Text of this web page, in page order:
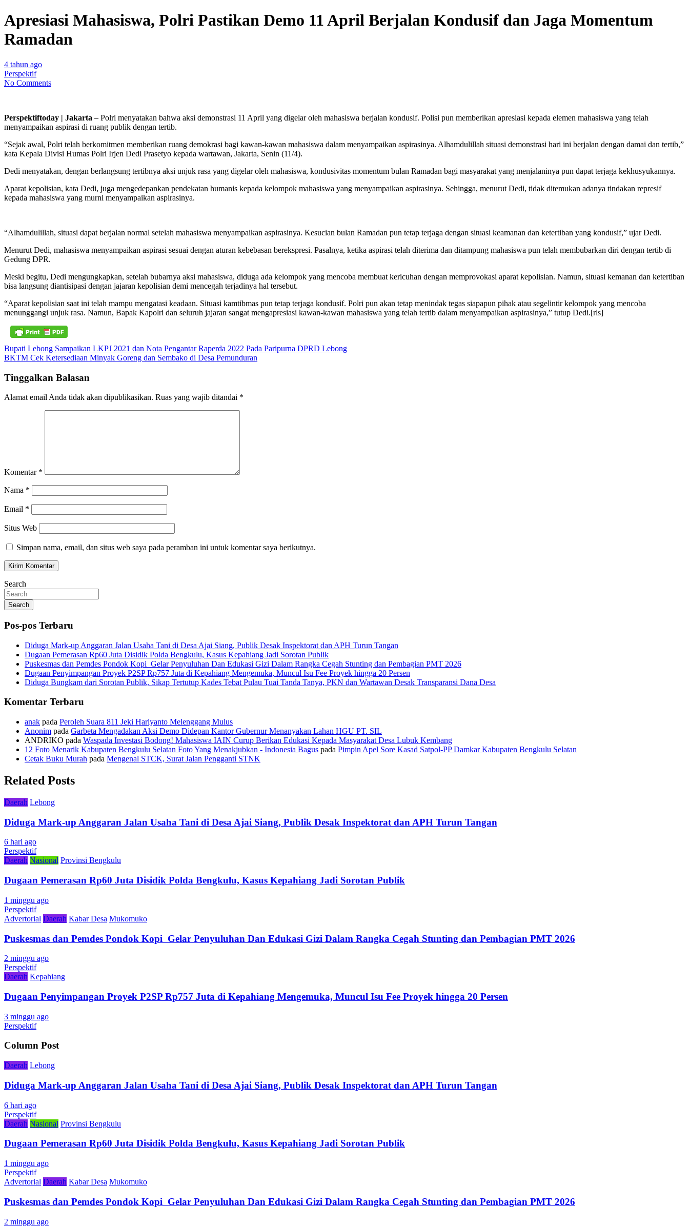
Apresiasi Mahasiswa, Polri Pastikan Demo 11 April Berjalan Kondusif dan Jaga Momentum
Ramadan
4 tahun ago
Perspektif
No Comments
Perspektiftoday | Jakarta – Polri menyatakan bahwa aksi demonstrasi 11 April yang digelar oleh mahasiswa berjalan kondusif. Polisi pun memberikan apresiasi kepada elemen mahasiswa yang telah
menyampaikan aspirasi di ruang publik dengan tertib.
“Sejak awal, Polri telah berkomitmen memberikan ruang demokrasi bagi kawan-kawan mahasiswa dalam menyampaikan aspirasinya. Alhamdulillah situasi demonstrasi hari ini berjalan dengan damai dan tertib,”
kata Kepala Divisi Humas Polri Irjen Dedi Prasetyo kepada wartawan, Jakarta, Senin (11/4).
Dedi menyatakan, dengan berlangsung tertibnya aksi unjuk rasa yang digelar oleh mahasiswa, kondusivitas momentum bulan Ramadan bagi masyarakat yang menjalaninya pun dapat terjaga kekhusyukannya.
Aparat kepolisian, kata Dedi, juga mengedepankan pendekatan humanis kepada kelompok mahasiswa yang menyampaikan aspirasinya. Sehingga, menurut Dedi, tidak ditemukan adanya tindakan represif
kepada mahasiswa yang murni menyampaikan aspirasinya.
“Alhamdulillah, situasi dapat berjalan normal setelah mahasiswa menyampaikan aspirasinya. Kesucian bulan Ramadan pun tetap terjaga dengan situasi keamanan dan ketertiban yang kondusif,” ujar Dedi.
Menurut Dedi, mahasiswa menyampaikan aspirasi sesuai dengan aturan kebebasan berekspresi. Pasalnya, ketika aspirasi telah diterima dan ditampung mahasiswa pun telah membubarkan diri dengan tertib di
Gedung DPR.
Meski begitu, Dedi mengungkapkan, setelah bubarnya aksi mahasiswa, diduga ada kelompok yang mencoba membuat kericuhan dengan memprovokasi aparat kepolisian. Namun, situasi kemanan dan ketertiban
bisa langsung diantisipasi dengan jajaran kepolisian demi mencegah terjadinya hal tersebut.
“Aparat kepolisian saat ini telah mampu mengatasi keadaan. Situasi kamtibmas pun tetap terjaga kondusif. Polri pun akan tetap menindak tegas siapapun pihak atau segelintir kelompok yang mencoba
menunggangi unjuk rasa. Namun, Bapak Kapolri dan seluruh jajaran sangat mengapresiasi kawan-kawan mahasiswa yang telah tertib dalam menyampaikan aspirasinya,” tutup Dedi.[rls]
Navigasi
pos
Bupati Lebong Sampaikan LKPJ 2021 dan Nota Pengantar Raperda 2022 Pada Paripurna DPRD Lebong
BKTM Cek Ketersediaan Minyak Goreng dan Sembako di Desa Pemunduran
Tinggalkan Balasan
Alamat email Anda tidak akan dipublikasikan. Ruas yang wajib ditandai *
Komentar *
Nama *
Email *
Situs Web
Simpan nama, email, dan situs web saya pada peramban ini untuk komentar saya berikutnya.
Search
Search
Pos-pos Terbaru
Diduga Mark-up Anggaran Jalan Usaha Tani di Desa Ajai Siang, Publik Desak Inspektorat dan APH Turun Tangan
Dugaan Pemerasan Rp60 Juta Disidik Polda Bengkulu, Kasus Kepahiang Jadi Sorotan Publik
Puskesmas dan Pemdes Pondok Kopi Gelar Penyuluhan Dan Edukasi Gizi Dalam Rangka Cegah Stunting dan Pembagian PMT 2026
Dugaan Penyimpangan Proyek P2SP Rp757 Juta di Kepahiang Mengemuka, Muncul Isu Fee Proyek hingga 20 Persen
Diduga Bungkam dari Sorotan Publik, Sikap Tertutup Kades Tebat Pulau Tuai Tanda Tanya, PKN dan Wartawan Desak Transparansi Dana Desa
Komentar Terbaru
anak pada Peroleh Suara 811 Jeki Hariyanto Melenggang Mulus
Anonim pada Garbeta Mengadakan Aksi Demo Didepan Kantor Gubernur Menanyakan Lahan HGU PT. SIL
ANDRIKO pada Waspada Investasi Bodong! Mahasiswa IAIN Curup Berikan Edukasi Kepada Masyarakat Desa Lubuk Kembang
12 Foto Menarik Kabupaten Bengkulu Selatan Foto Yang Menakjubkan - Indonesia Bagus pada Pimpin Apel Sore Kasad Satpol-PP Damkar Kabupaten Bengkulu Selatan
Cetak Buku Murah pada Mengenal STCK, Surat Jalan Pengganti STNK
Related Posts
Daerah Lebong
Diduga Mark-up Anggaran Jalan Usaha Tani di Desa Ajai Siang, Publik Desak Inspektorat dan APH Turun Tangan
6 hari ago
Perspektif
Daerah Nasional Provinsi Bengkulu
Dugaan Pemerasan Rp60 Juta Disidik Polda Bengkulu, Kasus Kepahiang Jadi Sorotan Publik
1 minggu ago
Perspektif
Advertorial Daerah Kabar Desa Mukomuko
Puskesmas dan Pemdes Pondok Kopi Gelar Penyuluhan Dan Edukasi Gizi Dalam Rangka Cegah Stunting dan Pembagian PMT 2026
2 minggu ago
Perspektif
Daerah Kepahiang
Dugaan Penyimpangan Proyek P2SP Rp757 Juta di Kepahiang Mengemuka, Muncul Isu Fee Proyek hingga 20 Persen
3 minggu ago
Perspektif
Column Post
Daerah Lebong
Diduga Mark-up Anggaran Jalan Usaha Tani di Desa Ajai Siang, Publik Desak Inspektorat dan APH Turun Tangan
6 hari ago
Perspektif
Daerah Nasional Provinsi Bengkulu
Dugaan Pemerasan Rp60 Juta Disidik Polda Bengkulu, Kasus Kepahiang Jadi Sorotan Publik
1 minggu ago
Perspektif
Advertorial Daerah Kabar Desa Mukomuko
Puskesmas dan Pemdes Pondok Kopi Gelar Penyuluhan Dan Edukasi Gizi Dalam Rangka Cegah Stunting dan Pembagian PMT 2026
2 minggu ago